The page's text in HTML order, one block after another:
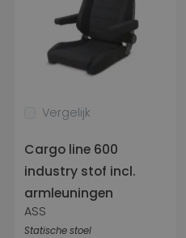
Vergelijk
Cargo line 600
industry stof incl.
armleuningen
ASS
Statische stoel